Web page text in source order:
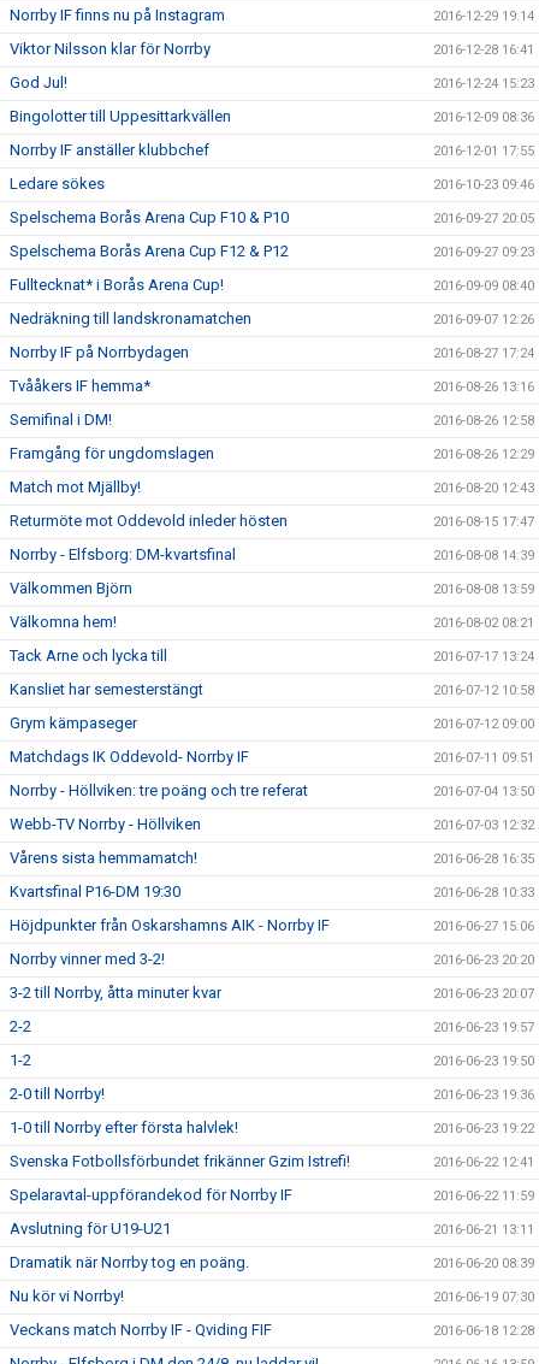
Norrby IF finns nu på Instagram 2016-12-29 19:14
Viktor Nilsson klar för Norrby 2016-12-28 16:41
God Jul! 2016-12-24 15:23
Bingolotter till Uppesittarkvällen 2016-12-09 08:36
Norrby IF anställer klubbchef 2016-12-01 17:55
Ledare sökes 2016-10-23 09:46
Spelschema Borås Arena Cup F10 & P10 2016-09-27 20:05
Spelschema Borås Arena Cup F12 & P12 2016-09-27 09:23
Fulltecknat* i Borås Arena Cup! 2016-09-09 08:40
Nedräkning till landskronamatchen 2016-09-07 12:26
Norrby IF på Norrbydagen 2016-08-27 17:24
Tvååkers IF hemma* 2016-08-26 13:16
Semifinal i DM! 2016-08-26 12:58
Framgång för ungdomslagen 2016-08-26 12:29
Match mot Mjällby! 2016-08-20 12:43
Returmöte mot Oddevold inleder hösten 2016-08-15 17:47
Norrby - Elfsborg: DM-kvartsfinal 2016-08-08 14:39
Välkommen Björn 2016-08-08 13:59
Välkomna hem! 2016-08-02 08:21
Tack Arne och lycka till 2016-07-17 13:24
Kansliet har semesterstängt 2016-07-12 10:58
Grym kämpaseger 2016-07-12 09:00
Matchdags IK Oddevold- Norrby IF 2016-07-11 09:51
Norrby - Höllviken: tre poäng och tre referat 2016-07-04 13:50
Webb-TV Norrby - Höllviken 2016-07-03 12:32
Vårens sista hemmamatch! 2016-06-28 16:35
Kvartsfinal P16-DM 19:30 2016-06-28 10:33
Höjdpunkter från Oskarshamns AIK - Norrby IF 2016-06-27 15:06
Norrby vinner med 3-2! 2016-06-23 20:20
3-2 till Norrby, åtta minuter kvar 2016-06-23 20:07
2-2 2016-06-23 19:57
1-2 2016-06-23 19:50
2-0 till Norrby! 2016-06-23 19:36
1-0 till Norrby efter första halvlek! 2016-06-23 19:22
Svenska Fotbollsförbundet frikänner Gzim Istrefi! 2016-06-22 12:41
Spelaravtal-uppförandekod för Norrby IF 2016-06-22 11:59
Avslutning för U19-U21 2016-06-21 13:11
Dramatik när Norrby tog en poäng. 2016-06-20 08:39
Nu kör vi Norrby! 2016-06-19 07:30
Veckans match Norrby IF - Qviding FIF 2016-06-18 12:28